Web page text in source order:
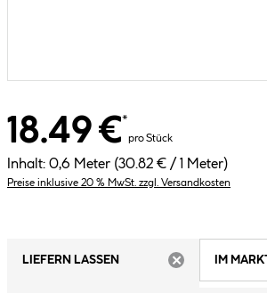
18.49 €*
pro Stück
Inhalt: 0,6 Meter (30.82 € / 1 Meter)
Preise inklusive 20 % MwSt. zzgl. Versandkosten
LIEFERN LASSEN
IM